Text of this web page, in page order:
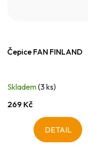
Čepice FAN FINLAND
Skladem(3 ks)
269 Kč
DETAIL